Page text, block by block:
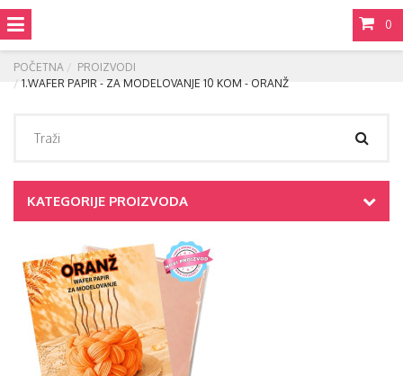
0
POČETNA
PROIZVODI
1.WAFER PAPIR - ZA MODELOVANJE 10 KOM - ORANŽ
KATEGORIJE PROIZVODA